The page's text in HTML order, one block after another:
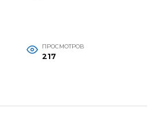
ПРОСМОТРОВ
217